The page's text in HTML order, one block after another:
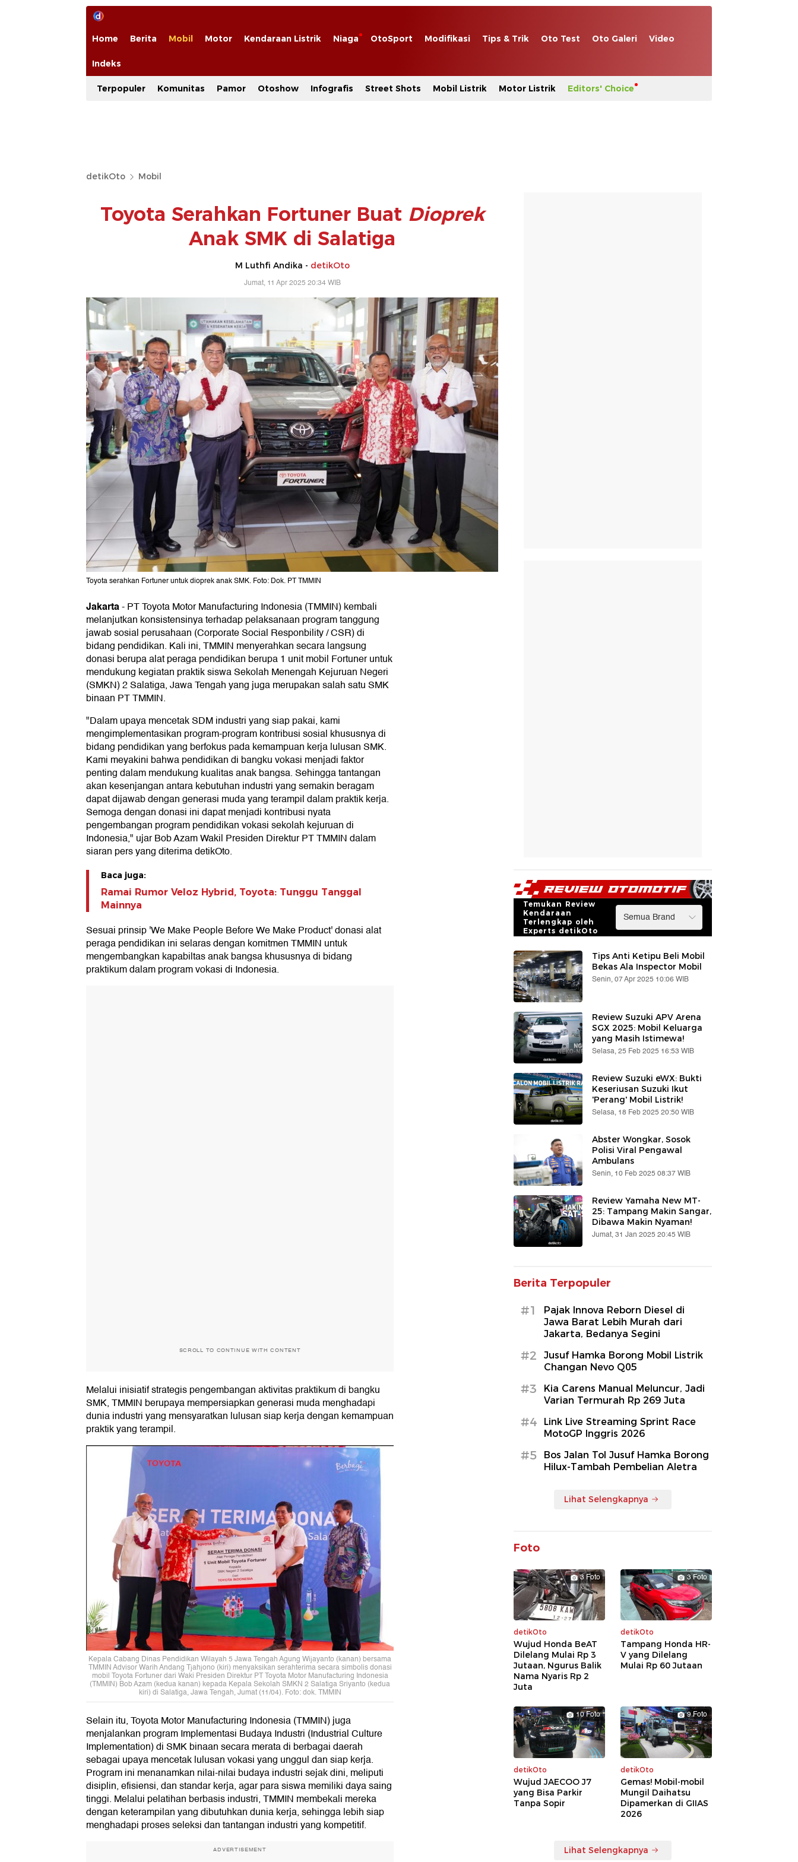
Home Berita Mobil Motor Kendaraan Listrik Niaga OtoSport Modifikasi Tips & Trik Oto Test Oto Galeri Video
Indeks
Terpopuler Komunitas Pamor Otoshow Infografis Street Shots Mobil Listrik Motor Listrik Editors' Choice
detikOto Mobil
Toyota Serahkan Fortuner Buat Dioprek
Anak SMK di Salatiga
M Luthfi Andika - detikOto
Jumat, 11 Apr 2025 20:34 WIB
Toyota serahkan Fortuner untuk dioprek anak SMK. Foto: Dok. PT TMMIN
Jakarta-PT Toyota Motor Manufacturing Indonesia (TMMIN) kembali
melanjutkan konsistensinya terhadap pelaksanaan program tanggung
jawab sosial perusahaan (Corporate Social Responbility / CSR) di
bidang pendidikan. Kali ini, TMMIN menyerahkan secara langsung
donasi berupa alat peraga pendidikan berupa 1 unit mobil Fortuner untuk
mendukung kegiatan praktik siswa Sekolah Menengah Kejuruan Negeri
(SMKN) 2 Salatiga, Jawa Tengah yang juga merupakan salah satu SMK
binaan PT TMMIN.
"Dalam upaya mencetak SDM industri yang siap pakai, kami
mengimplementasikan program-program kontribusi sosial khususnya di
bidang pendidikan yang berfokus pada kemampuan kerja lulusan SMK.
Kami meyakini bahwa pendidikan di bangku vokasi menjadi faktor
penting dalam mendukung kualitas anak bangsa. Sehingga tantangan
akan kesenjangan antara kebutuhan industri yang semakin beragam
dapat dijawab dengan generasi muda yang terampil dalam praktik kerja.
Semoga dengan donasi ini dapat menjadi kontribusi nyata
pengembangan program pendidikan vokasi sekolah kejuruan di
Indonesia," ujar Bob Azam Wakil Presiden Direktur PT TMMIN dalam
siaran pers yang diterima detikOto.
Baca juga:
Ramai Rumor Veloz Hybrid, Toyota: Tunggu Tanggal
Mainnya
Sesuai prinsip 'We Make People Before We Make Product' donasi alat
peraga pendidikan ini selaras dengan komitmen TMMIN untuk
mengembangkan kapabiltas anak bangsa khususnya di bidang
praktikum dalam program vokasi di Indonesia.
SCROLL TO CONTINUE WITH CONTENT
Melalui inisiatif strategis pengembangan aktivitas praktikum di bangku
SMK, TMMIN berupaya mempersiapkan generasi muda menghadapi
dunia industri yang mensyaratkan lulusan siap kerja dengan kemampuan
praktik yang terampil.
Kepala Cabang Dinas Pendidikan Wilayah 5 Jawa Tengah Agung Wijayanto (kanan) bersama
TMMIN Advisor Warih Andang Tjahjono (kiri) menyaksikan serahterima secara simbolis donasi
mobil Toyota Fortuner dari Waki Presiden Direktur PT Toyota Motor Manufacturing Indonesia
(TMMIN) Bob Azam (kedua kanan) kepada Kepala Sekolah SMKN 2 Salatiga Sriyanto (kedua
kiri) di Salatiga, Jawa Tengah, Jumat (11/04). Foto: dok. TMMIN
Selain itu, Toyota Motor Manufacturing Indonesia (TMMIN) juga
menjalankan program Implementasi Budaya Industri (Industrial Culture
Implementation) di SMK binaan secara merata di berbagai daerah
sebagai upaya mencetak lulusan vokasi yang unggul dan siap kerja.
Program ini menanamkan nilai-nilai budaya industri sejak dini, meliputi
disiplin, efisiensi, dan standar kerja, agar para siswa memiliki daya saing
tinggi. Melalui pelatihan berbasis industri, TMMIN membekali mereka
dengan keterampilan yang dibutuhkan dunia kerja, sehingga lebih siap
menghadapi proses seleksi dan tantangan industri yang kompetitif.
ADVERTISEMENT
Temukan Review
Kendaraan
Terlengkap oleh
Experts detikOto
Tips Anti Ketipu Beli Mobil
Bekas Ala Inspector Mobil
Senin, 07 Apr 2025 10:06 WIB
Review Suzuki APV Arena
SGX 2025: Mobil Keluarga
yang Masih Istimewa!
Selasa, 25 Feb 2025 16:53 WIB
Review Suzuki eWX: Bukti
Keseriusan Suzuki Ikut
'Perang' Mobil Listrik!
Selasa, 18 Feb 2025 20:50 WIB
Abster Wongkar, Sosok
Polisi Viral Pengawal
Ambulans
Senin, 10 Feb 2025 08:37 WIB
Review Yamaha New MT-
25: Tampang Makin Sangar,
Dibawa Makin Nyaman!
Jumat, 31 Jan 2025 20:45 WIB
Berita Terpopuler
#1
Pajak Innova Reborn Diesel di
Jawa Barat Lebih Murah dari
Jakarta, Bedanya Segini
#2
Jusuf Hamka Borong Mobil Listrik
Changan Nevo Q05
#3
Kia Carens Manual Meluncur, Jadi
Varian Termurah Rp 269 Juta
#4
Link Live Streaming Sprint Race
MotoGP Inggris 2026
#5
Bos Jalan Tol Jusuf Hamka Borong
Hilux-Tambah Pembelian Aletra
Lihat Selengkapnya
Foto
3 Foto
detikOto
Wujud Honda BeAT
Dilelang Mulai Rp 3
Jutaan, Ngurus Balik
Nama Nyaris Rp 2
Juta
3 Foto
detikOto
Tampang Honda HR-
V yang Dilelang
Mulai Rp 60 Jutaan
10 Foto
detikOto
Wujud JAECOO J7
yang Bisa Parkir
Tanpa Sopir
9 Foto
detikOto
Gemas! Mobil-mobil
Mungil Daihatsu
Dipamerkan di GIIAS
2026
Lihat Selengkapnya